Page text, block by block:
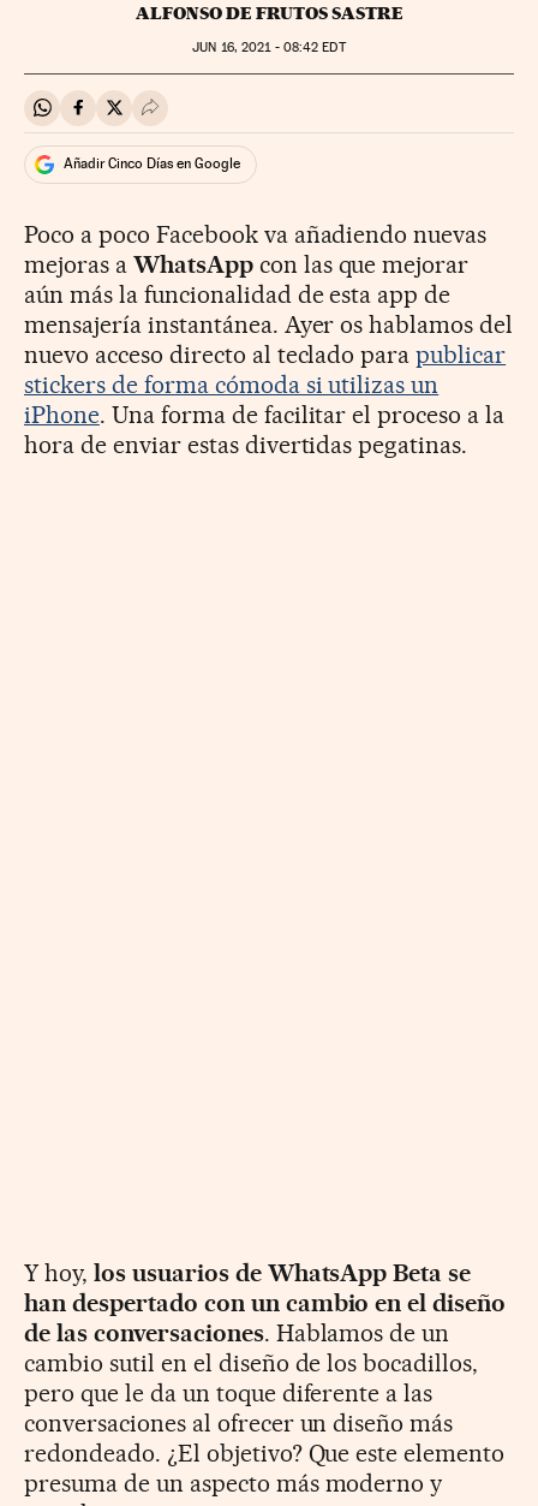
ALFONSO DE FRUTOS SASTRE
JUN 16, 2021 - 08:42 EDT
Compartir en Whatsapp
Compartir en Facebook
Compartir en Twitter
Desplegar Redes Sociales
Añadir Cinco Días en Google
Poco a poco Facebook va añadiendo nuevas
mejoras a WhatsAppcon las que mejorar
aún más la funcionalidad de esta app de
mensajería instantánea. Ayer os hablamos del
nuevo acceso directo al teclado parapublicar
stickers de forma cómoda si utilizas un
iPhone. Una forma de facilitar el proceso a la
hora de enviar estas divertidas pegatinas.
Y hoy, los usuarios de WhatsApp Beta se
han despertado con un cambio en el diseño
de las conversaciones. Hablamos de un
cambio sutil en el diseño de los bocadillos,
pero que le da un toque diferente a las
conversaciones al ofrecer un diseño más
redondeado. ¿El objetivo? Que este elemento
presuma de un aspecto más moderno y